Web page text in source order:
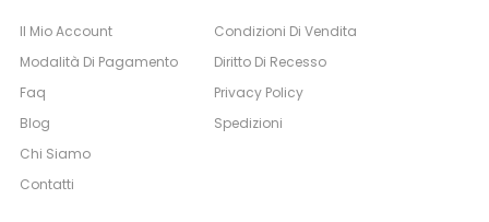
Il Mio Account
Modalità Di Pagamento
Faq
Blog
Chi Siamo
Contatti
Condizioni Di Vendita
Diritto Di Recesso
Privacy Policy
Spedizioni